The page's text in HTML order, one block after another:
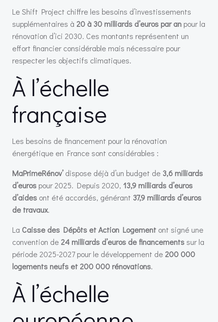
Le Shift Project chiffre les besoins d’investissements
supplémentaires à 20 à 30 milliards d’euros par an pour la
rénovation d’ici 2030. Ces montants représentent un
effort financier considérable mais nécessaire pour
respecter les objectifs climatiques.
À l’échelle
française
Les besoins de financement pour la rénovation
énergétique en France sont considérables :
MaPrimeRénov’dispose déjà d’un budget de 3,6 milliards
d’euros pour 2025. Depuis 2020, 13,9 milliards d’euros
d’aides ont été accordés, générant 37,9 milliards d’euros
de travaux.
La Caisse des Dépôts et Action Logement ont signé une
convention de24 milliards d’euros de financementssur la
période 2025-2027 pour le développement de200 000
logements neufs et 200 000 rénovations.
À l’échelle